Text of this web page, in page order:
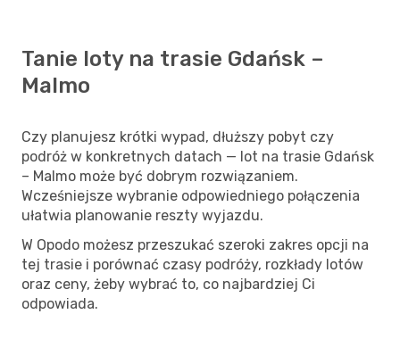
Tanie loty na trasie Gdańsk –
Malmo
Czy planujesz krótki wypad, dłuższy pobyt czy
podróż w konkretnych datach — lot na trasie Gdańsk
– Malmo może być dobrym rozwiązaniem.
Wcześniejsze wybranie odpowiedniego połączenia
ułatwia planowanie reszty wyjazdu.
W Opodo możesz przeszukać szeroki zakres opcji na
tej trasie i porównać czasy podróży, rozkłady lotów
oraz ceny, żeby wybrać to, co najbardziej Ci
odpowiada.